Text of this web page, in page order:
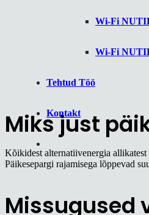
Wi-Fi
Wi-Fi
Tehtud Töö
Kontakt
Miks just
Kõikidest alternatiivenergia allikatest
Päikesepargi rajamisega lõppevad
Missugused